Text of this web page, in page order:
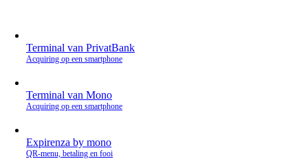
Terminal van PrivatBank
Acquiring op een smartphone
Terminal van Mono
Acquiring op een smartphone
Expirenza by mono
QR‑menu, betaling en fooi